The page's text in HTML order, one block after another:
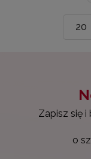
20
Zapisz się
o